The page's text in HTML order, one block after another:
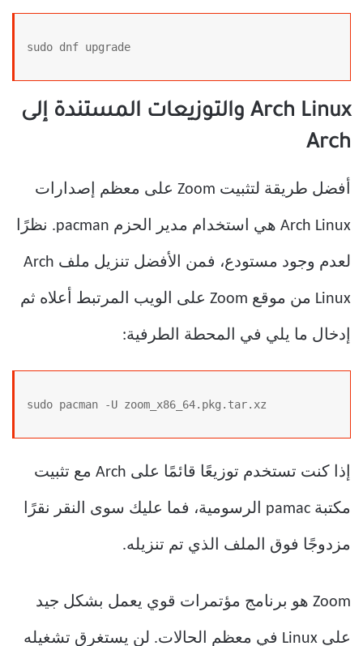
sudo dnf upgrade
Arch Linux والتوزيعات المستندة إلى
Arch
أفضل طريقة لتثبيت Zoom على معظم إصدارات
Arch Linux هي استخدام مدير الحزم pacman. نظرًا
لعدم وجود مستودع، فمن الأفضل تنزيل ملف Arch
Linux من موقع Zoom على الويب المرتبط أعلاه ثم
إدخال ما يلي في المحطة الطرفية:
sudo pacman -U zoom_x86_64.pkg.tar.xz
إذا كنت تستخدم توزيعًا قائمًا على Arch مع تثبيت
مكتبة pamac الرسومية، فما عليك سوى النقر نقرًا
مزدوجًا فوق الملف الذي تم تنزيله.
Zoom هو برنامج مؤتمرات قوي يعمل بشكل جيد
على Linux في معظم الحالات. لن يستغرق تشغيله